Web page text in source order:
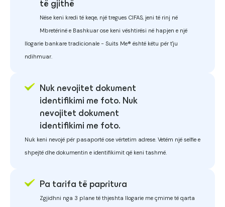
të gjithë
Nëse keni kredi të keqe, një tregues CIFAS, jeni të rinj në
Mbretërinë e Bashkuar ose keni vështirësi në hapjen e një
llogarie bankare tradicionale - Suits Me® është këtu për t'ju
ndihmuar.
Nuk nevojitet dokument
identifikimi me foto. Nuk
nevojitet dokument
identifikimi me foto.
Nuk keni nevojë për pasaportë ose vërtetim adrese. Vetëm një selfie e
shpejtë dhe dokumentin e identifikimit që keni tashmë.
Pa tarifa të papritura
Zgjidhni nga 3 plane të thjeshta llogarie me çmime të qarta